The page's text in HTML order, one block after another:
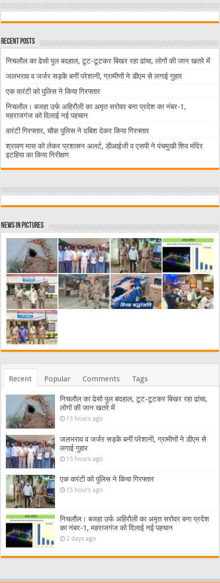
Recent Posts
निचलौल का ढेसो पुल बदहाल, टूट-टूटकर बिखर रहा ढांचा, लोगों की जान खतरे में
जलभराव व जर्जर सड़कें बनीं परेशानी, ग्रामीणों ने डीएम से लगाई गुहार
एक वारंटी को पुलिस ने किया गिरफ्तार
निचलौल। बजहा उर्फ अहिरौली का अमृत सरोवर बना प्रदेश का नंबर-1,
महराजगंज को दिलाई नई पहचान
वारंटी गिरफ्तार, चौक पुलिस ने दबिश देकर किया गिरफ्तार
श्रावण मास को लेकर प्रशासन अलर्ट, डीआईजी व एसपी ने पंचमुखी शिव मंदिर
इटहिया का किया निरीक्षण
News in Pictures
Recent Popular Comments Tags
निचलौल का ढेसो पुल बदहाल, टूट-टूटकर बिखर रहा ढांचा,
लोगों की जान खतरे में
15 hours ago
जलभराव व जर्जर सड़कें बनीं परेशानी, ग्रामीणों ने डीएम से
लगाई गुहार
15 hours ago
एक वारंटी को पुलिस ने किया गिरफ्तार
15 hours ago
निचलौल। बजहा उर्फ अहिरौली का अमृत सरोवर बना प्रदेश
का नंबर-1, महराजगंज को दिलाई नई पहचान
2 days ago